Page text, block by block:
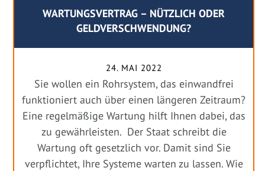
WARTUNGSVERTRAG – NÜTZLICH ODER
GELDVERSCHWENDUNG?
24. MAI 2022
Sie wollen ein Rohrsystem, das einwandfrei
funktioniert auch über einen längeren Zeitraum?
Eine regelmäßige Wartung hilft Ihnen dabei, das
zu gewährleisten. Der Staat schreibt die
Wartung oft gesetzlich vor. Damit sind Sie
verpflichtet, Ihre Systeme warten zu lassen. Wie